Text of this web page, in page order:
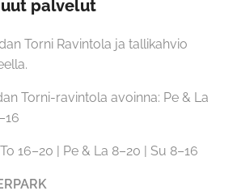
palvelut
Torni Ravintola ja tallikahvio
Torni-ravintola avoinna: Pe & La
16–20 | Pe & La 8–20 | Su 8–16